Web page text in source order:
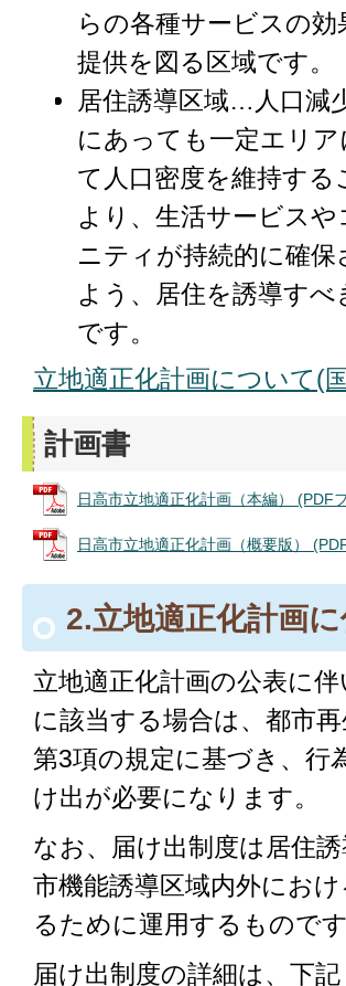
らの各種サービスの効
提供を図る区域です。
居住誘導区域…人口減
にあっても一定エリア
て人口密度を維持する
より、生活サービスや
ニティが持続的に確保
よう、居住を誘導すべ
です。
立地適正化計画について(
計画書
日高市立地適正化計画（本編） (PDF
日高市立地適正化計画（概要版）
2.立地適正化計画
立地適正化計画の公表に
に該当する場合は、都市
第3項の規定に基づき、行
け出が必要になります。
なお、届け出制度は居住
市機能誘導区域内外にお
るために運用するものです
届け出制度の詳細は、下